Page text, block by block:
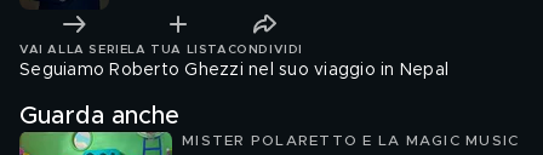
VAI ALLA SERIE LA TUA LISTA CONDIVIDI
Seguiamo Roberto Ghezzi nel suo viaggio in Nepal
Guarda anche
MISTER POLARETTO E LA MAGIC MUSIC